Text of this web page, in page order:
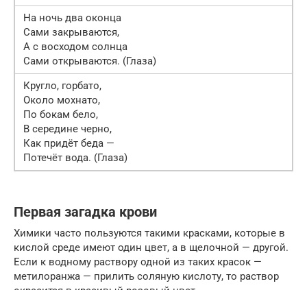
На ночь два оконца
Сами закрываются,
А с восходом солнца
Сами открываются. (Глаза)
Кругло, горбато,
Около мохнато,
По бокам бело,
В середине черно,
Как придёт беда —
Потечёт вода. (Глаза)
Первая загадка крови
Химики часто пользуются такими красками, которые в
кислой среде имеют один цвет, а в щелочной — другой.
Если к водному раствору одной из таких красок —
метилоранжа — прилить соляную кислоту, то раствор